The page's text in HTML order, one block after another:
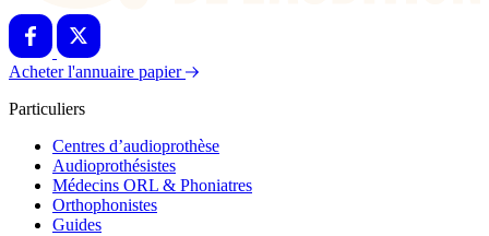
Acheter l'annuaire papier
Particuliers
Centres d’audioprothèse
Audioprothésistes
Médecins ORL & Phoniatres
Orthophonistes
Guides